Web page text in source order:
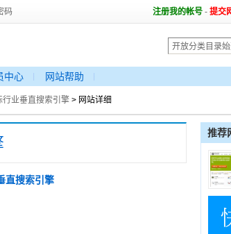
码 注册我的帐号 - 提交
中心 网站帮助
业垂直搜索引擎 > 网站详细
直搜索引擎
推荐